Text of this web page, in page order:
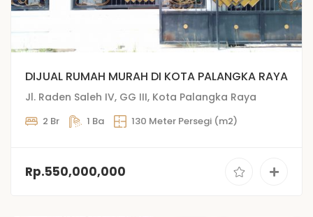
DIJUAL RUMAH MURAH DI KOTA PALANGKA RAYA
Jl. Raden Saleh IV, GG III, Kota Palangka Raya
2 Br 1 Ba 130 Meter Persegi (m2)
Rp.550,000,000